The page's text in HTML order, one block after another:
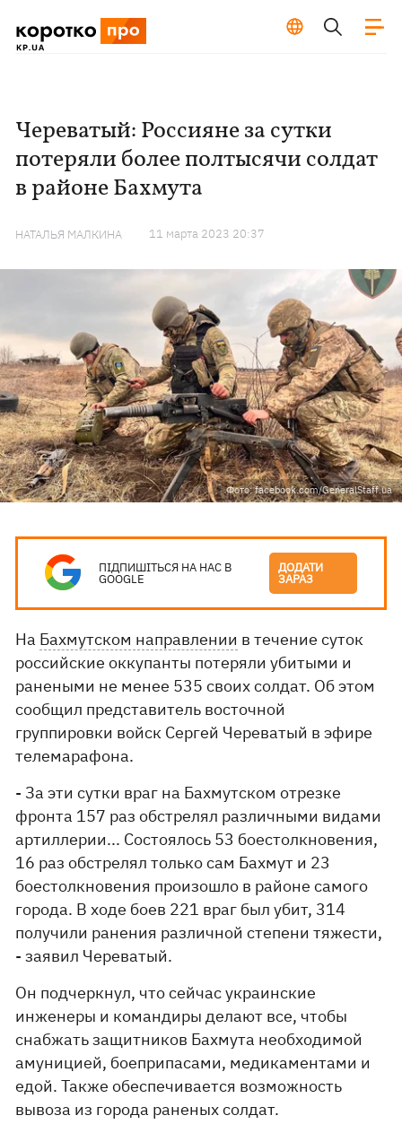
Череватый: Россияне за сутки
потеряли более полтысячи солдат
в районе Бахмута
НАТАЛЬЯ МАЛКИНА 11 марта 2023 20:37
Фото: facebook.com/GeneralStaff.ua
ПІДПИШІТЬСЯ НА НАС В
GOOGLE
ДОДАТИ
ЗАРАЗ
На Бахмутском направлении в течение суток
российские оккупанты потеряли убитыми и
ранеными не менее 535 своих солдат. Об этом
сообщил представитель восточной
группировки войск Сергей Череватый в эфире
телемарафона.
- За эти сутки враг на Бахмутском отрезке
фронта 157 раз обстрелял различными видами
артиллерии... Состоялось 53 боестолкновения,
16 раз обстрелял только сам Бахмут и 23
боестолкновения произошло в районе самого
города. В ходе боев 221 враг был убит, 314
получили ранения различной степени тяжести,
- заявил Череватый.
Он подчеркнул, что сейчас украинские
инженеры и командиры делают все, чтобы
снабжать защитников Бахмута необходимой
амуницией, боеприпасами, медикаментами и
едой. Также обеспечивается возможность
вывоза из города раненых солдат.